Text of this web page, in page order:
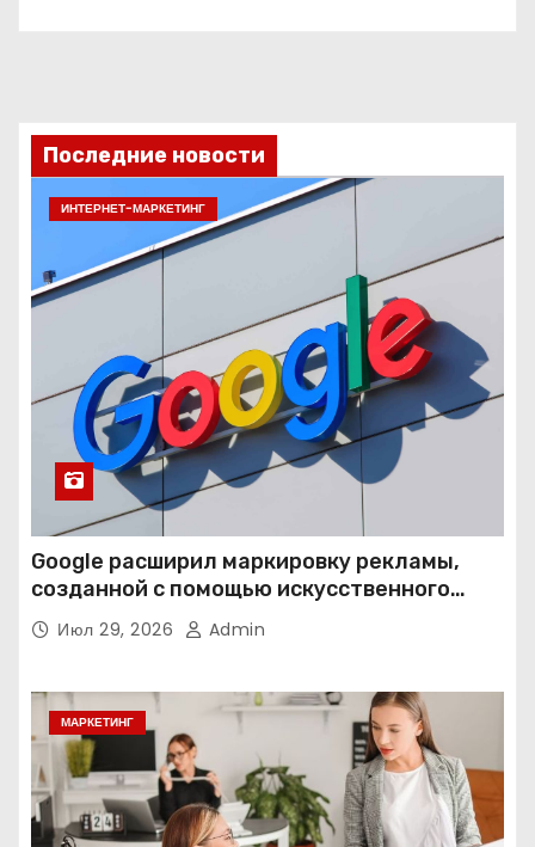
Последние новости
ИНТЕРНЕТ-МАРКЕТИНГ
Google расширил маркировку рекламы,
созданной с помощью искусственного
интеллекта
Июл 29, 2026 Admin
МАРКЕТИНГ